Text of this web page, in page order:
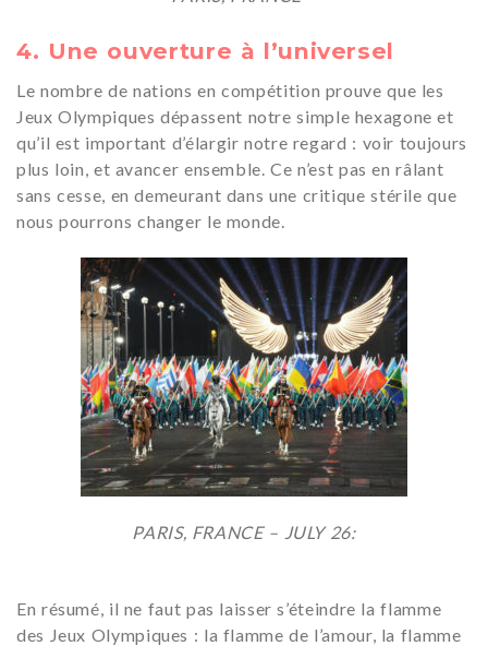
4. Une ouverture à l’universel
Le nombre de nations en compétition prouve que les
Jeux Olympiques dépassent notre simple hexagone et
qu’il est important d’élargir notre regard : voir toujours
plus loin, et avancer ensemble. Ce n’est pas en râlant
sans cesse, en demeurant dans une critique stérile que
nous pourrons changer le monde.
PARIS, FRANCE – JULY 26:
En résumé, il ne faut pas laisser s’éteindre la flamme
des Jeux Olympiques : la flamme de l’amour, la flamme